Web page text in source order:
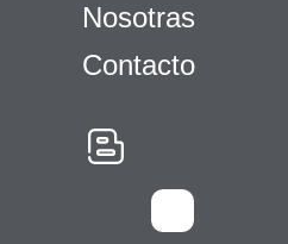
Nosotras
Contacto